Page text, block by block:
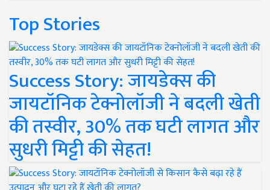
Top Stories
Success Story: जायडेक्स की
जायटॉनिक टेक्नोलॉजी ने बदली खेती
की तस्वीर, 30% तक घटी लागत और
सुधरी मिट्टी की सेहत!